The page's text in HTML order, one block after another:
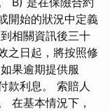
開始的狀況中定義
相關資訊後三十
之日起，將按照修
果逾期提供服
款利息。 索賠人
在基本情況下，